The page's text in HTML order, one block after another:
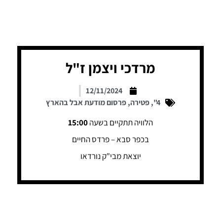
מרדכי ויצמן ז"ל
12/11/2024
4"
,פטירה,פרסום מודעת אבל בהארץ
הלוויה תתקיים בשעה15:00
בכפר סבא – פרדס החיים
יוצאת מבי"ק נורדאו